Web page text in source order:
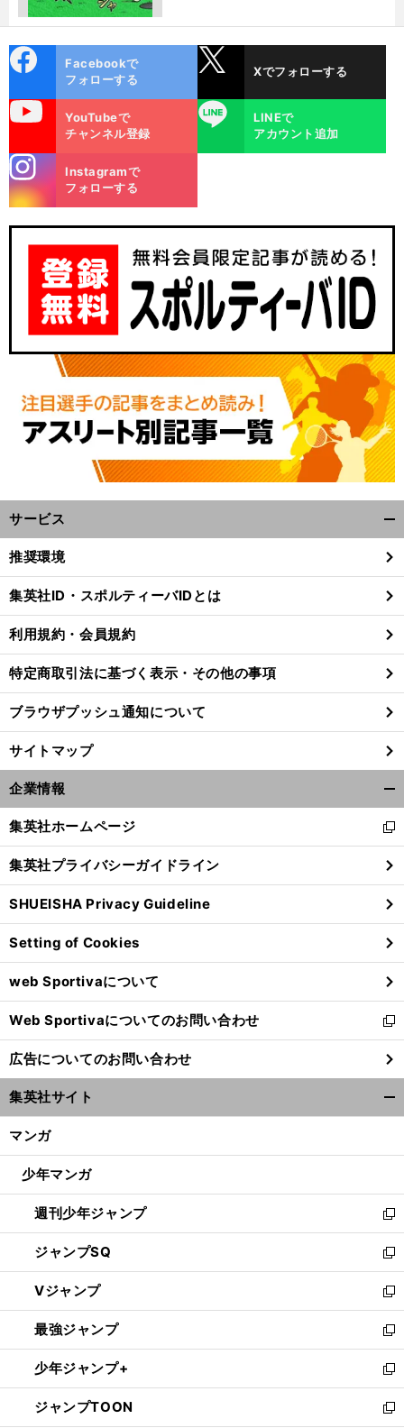
前
ok
Facebookで
フォローする
Xでフォローする
YouTubeで
チャンネル登録
LINE
LINEで
アカウント追加
m
Instagramで
フォローする
サービス
閉
る
推奨環境
集英社ID・スポルティーバIDとは
利用規約・会員規約
特定商取引法に基づく表示・その他の事項
ブラウザプッシュ通知について
サイトマップ
企業情報
閉
る
集英社ホームページ
新
し
い
ウ
ィ
ン
ド
ウ
で
開
く
集英社プライバシーガイドライン
SHUEISHA Privacy Guideline
Setting of Cookies
web Sportivaについて
Web Sportivaについてのお問い合わせ
新
し
い
ウ
ィ
ン
ウ
開
く
広告についてのお問い合わせ
集英社サイト
マンガ
少年マンガ
週刊少年ジャンプ
新
し
い
ウ
ィ
ン
ド
ウ
で
開
く
ジャンプSQ
新
し
い
ウ
ィ
ン
ド
ウ
で
Vジャンプ
新
し
い
ウ
ィ
ン
ド
最強ジャンプ
新
し
い
ウ
ィ
少年ジャンプ+
新
し
い
ジャンプTOON
新